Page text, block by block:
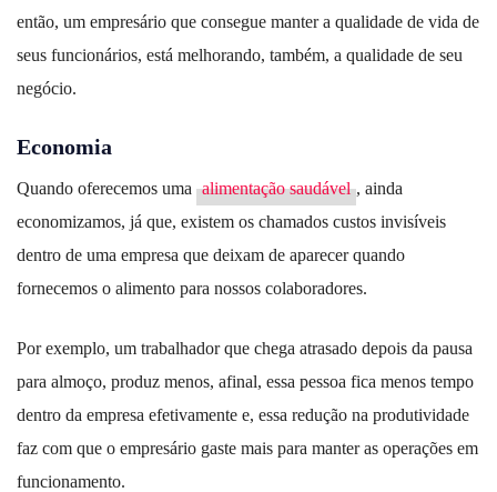
então, um empresário que consegue manter a qualidade de vida de
seus funcionários, está melhorando, também, a qualidade de seu
negócio.
Economia
Quando oferecemos uma alimentação saudável , ainda
economizamos, já que, existem os chamados custos invisíveis
dentro de uma empresa que deixam de aparecer quando
fornecemos o alimento para nossos colaboradores.
Por exemplo, um trabalhador que chega atrasado depois da pausa
para almoço, produz menos, afinal, essa pessoa fica menos tempo
dentro da empresa efetivamente e, essa redução na produtividade
faz com que o empresário gaste mais para manter as operações em
funcionamento.